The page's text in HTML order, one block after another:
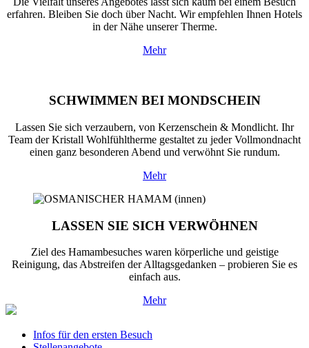
erfahren. Bleiben Sie doch über Nacht. Wir empfehlen Ihnen Hotels
in der Nähe unserer Therme.
Mehr
SCHWIMMEN BEI MONDSCHEIN
Lassen Sie sich verzaubern, von Kerzenschein & Mondlicht. Ihr
Team der Kristall Wohlfühltherme gestaltet zu jeder Vollmondnacht
einen ganz besonderen Abend und verwöhnt Sie rundum.
Mehr
LASSEN SIE SICH VERWÖHNEN
Ziel des Hamambesuches waren körperliche und geistige
Reinigung, das Abstreifen der Alltagsgedanken – probieren Sie es
einfach aus.
Mehr
Infos für den ersten Besuch